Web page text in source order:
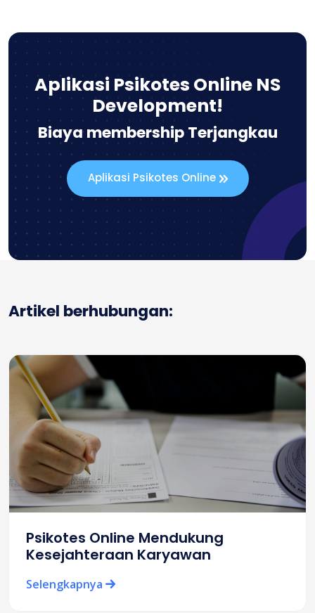
Aplikasi Psikotes Online NS
Development!
Biaya membership Terjangkau
Aplikasi Psikotes Online
Artikel berhubungan:
Psikotes Online Mendukung
Kesejahteraan Karyawan
Selengkapnya